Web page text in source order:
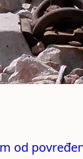
od